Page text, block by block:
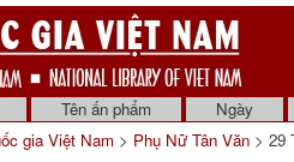
Tên ấn phẩm
Ngày
gia Việt Nam > Phụ Nữ Tân Văn > 29